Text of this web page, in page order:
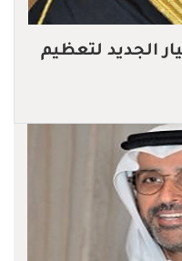
الجديد لتعظيم